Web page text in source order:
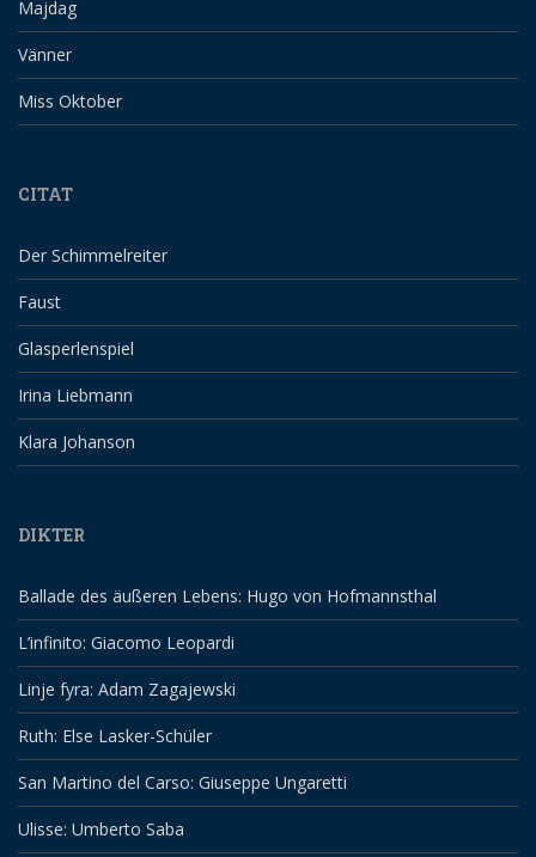
Majdag
Vänner
Miss Oktober
CITAT
Der Schimmelreiter
Faust
Glasperlenspiel
Irina Liebmann
Klara Johanson
DIKTER
Ballade des äußeren Lebens: Hugo von Hofmannsthal
L’infinito: Giacomo Leopardi
Linje fyra: Adam Zagajewski
Ruth: Else Lasker-Schüler
San Martino del Carso: Giuseppe Ungaretti
Ulisse: Umberto Saba